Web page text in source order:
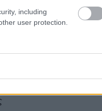
including
user protection.
Ιράν